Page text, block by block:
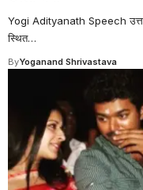
Yogi Adityanath Speech
स्थित…
ByYoganand Shrivastava